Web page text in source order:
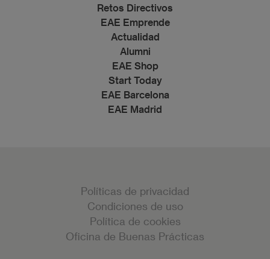
Retos Directivos
EAE Emprende
Actualidad
Alumni
EAE Shop
Start Today
EAE Barcelona
EAE Madrid
Políticas de privacidad
Condiciones de uso
Política de cookies
Oficina de Buenas Prácticas